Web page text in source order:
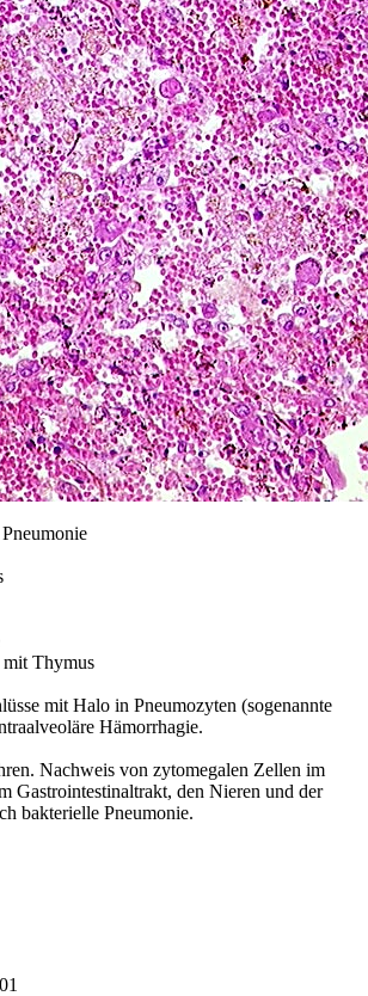
Thymus
mit Halo in Pneumozyten (sogenannte
Hämorrhagie.
Nachweis von zytomegalen Zellen im
Gastrointestinaltrakt, den Nieren und der
bakterielle Pneumonie.